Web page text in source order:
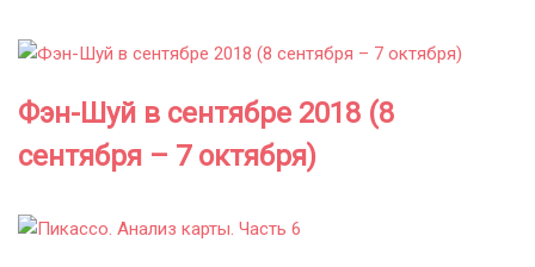
Фэн-Шуй в сентябре 2018 (8
сентября – 7 октября)